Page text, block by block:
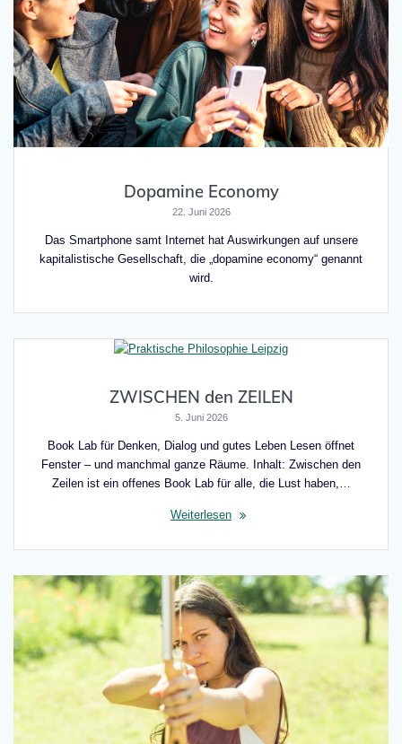
Dopamine Economy
22. Juni 2026
Das Smartphone samt Internet hat Auswirkungen auf unsere
kapitalistische Gesellschaft, die „dopamine economy“ genannt
wird.
ZWISCHEN den ZEILEN
5. Juni 2026
Book Lab für Denken, Dialog und gutes Leben Lesen öffnet
Fenster – und manchmal ganze Räume. Inhalt: Zwischen den
Zeilen ist ein offenes Book Lab für alle, die Lust haben,…
Weiterlesen